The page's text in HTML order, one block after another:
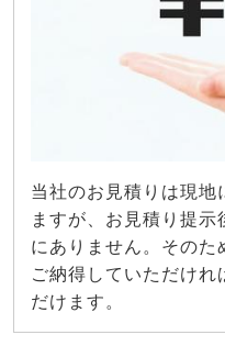
当社のお見積りは現地
ますが、お見積り提
にありません。そのた
ご納得していただけれ
だけます。